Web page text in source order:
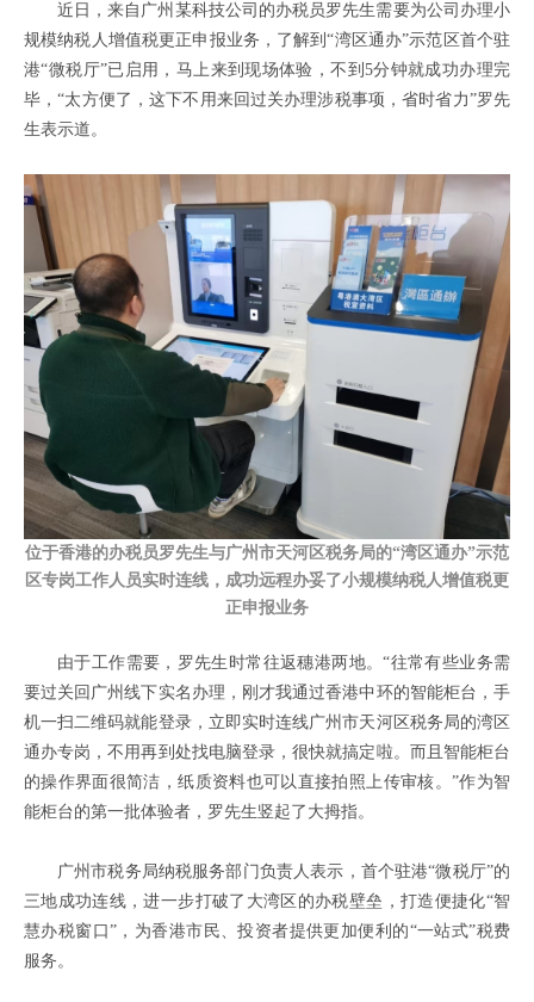
近日，来自广州 某科技公司 的办税员罗先生需要为公司办理小
规模纳税人增值税更正申报业务，了解到“湾区通办”示范区首个驻
港“微税厅”已启用，马上来到现场体验，不到5分钟就成功办理完
毕，“太方便了，这下不用来回过关办理涉税事项，省时省力”罗先
生表示道。
位于香港的办税员罗先生与广州市天河区税务局的“湾区通办”示范
区专岗工作人员实时连线，成功远程办妥了小规模纳税人增值税更
正申报业务
由于工作需要，罗先生时常往返穗港两地。“往常有些业务需
要过关回广州线下实名办理，刚才我通过香港中环的智能柜台，手
机一扫二维码就能登录，立即实时连线广州市天河区税务局的湾区
通办专岗，不用再到处找电脑登录，很快就搞定啦。而且智能柜台
的操作界面很简洁，纸质资料也可以直接拍照上传审核。”作为智
能柜台的第一批体验者，罗先生竖起了大拇指。
广州市税务局纳税服务部门负责人表示，首个驻港“微税厅”的
三地成功连线，进一步打破了大湾区的办税壁垒，打造便捷化“智
慧办税窗口”，为香港市民、投资者提供更加便利的“一站式”税费
服务。